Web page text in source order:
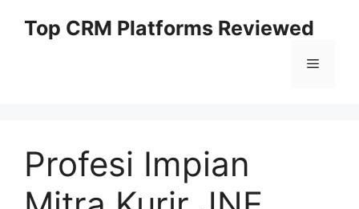
Top CRM Platforms Reviewed
Menu
Profesi Impian